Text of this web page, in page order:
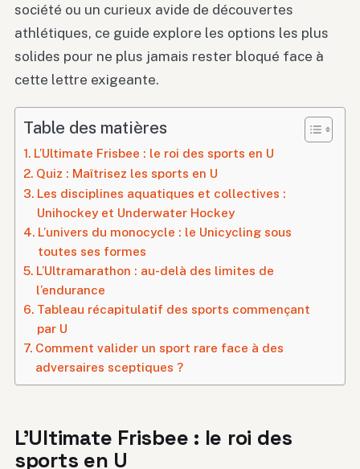
société ou un curieux avide de découvertes
athlétiques, ce guide explore les options les plus
solides pour ne plus jamais rester bloqué face à
cette lettre exigeante.
Table des matières
L’Ultimate Frisbee : le roi des sports en U
Quiz : Maîtrisez les sports en U
Les disciplines aquatiques et collectives :
Unihockey et Underwater Hockey
L’univers du monocycle : le Unicycling sous
toutes ses formes
L’Ultramarathon : au-delà des limites de
l’endurance
Tableau récapitulatif des sports commençant
par U
Comment valider un sport rare face à des
adversaires sceptiques ?
L’Ultimate Frisbee : le roi des
sports en U